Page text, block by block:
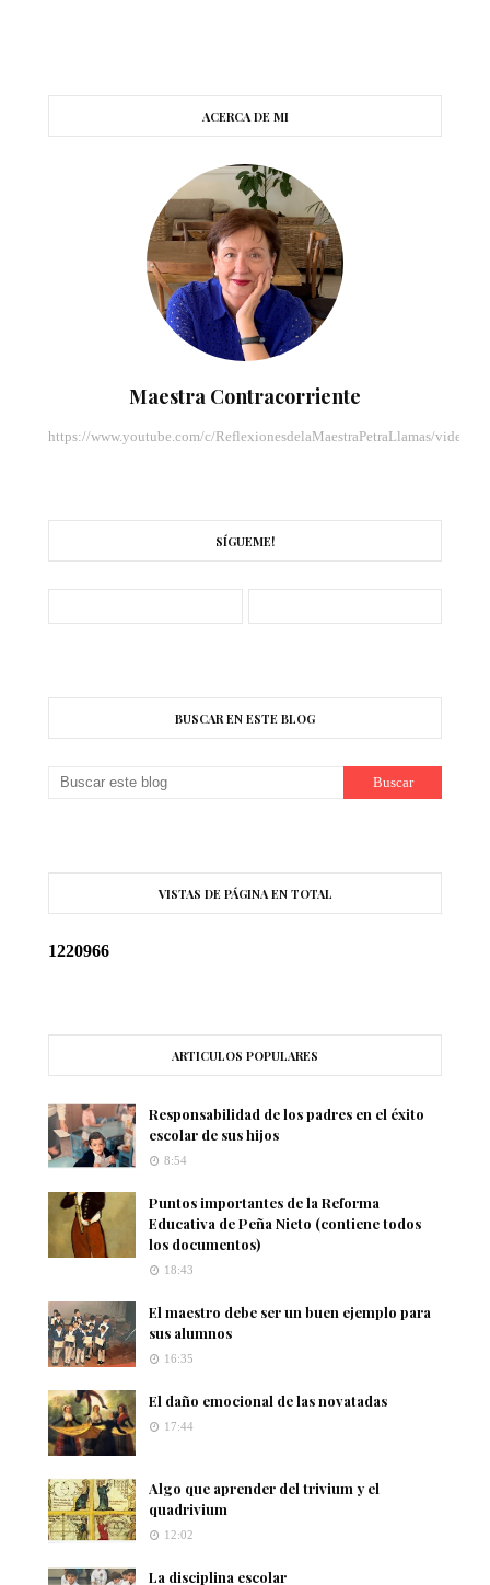
ACERCA DE MI
Maestra Contracorriente
https://www.youtube.com/c/ReflexionesdelaMaestraPetraLlamas/videos
SÍGUEME!
BUSCAR EN ESTE BLOG
VISTAS DE PÁGINA EN TOTAL
1220966
ARTICULOS POPULARES
Responsabilidad de los padres en el éxito
escolar de sus hijos
8:54
Puntos importantes de la Reforma
Educativa de Peña Nieto (contiene todos
los documentos)
18:43
El maestro debe ser un buen ejemplo para
sus alumnos
16:35
El daño emocional de las novatadas
17:44
Algo que aprender del trivium y el
quadrivium
12:02
La disciplina escolar